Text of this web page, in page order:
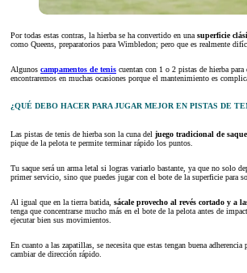
Por todas estas contras, la hierba se ha convertido en una superficie
como Queens, preparatorios para Wimbledon; pero que es realmente
Algunos campamentos de tenis cuentan con 1 o 2 pistas de hierba
encontraremos en muchas ocasiones porque el mantenimiento es
¿QUÉ DEBO HACER PARA JUGAR MEJOR EN PISTAS DE
Las pistas de tenis de hierba son la cuna del juego tradicional de
pique de la pelota te permite terminar rápido los puntos.
Tu saque será un arma letal si logras variarlo bastante, ya que no solo
primer servicio, sino que puedes jugar con el bote de la superficie para
Al igual que en la tierra batida, sácale provecho al revés cortado y a
tenga que concentrarse mucho más en el bote de la pelota antes de
ejecutar bien sus movimientos.
En cuanto a las zapatillas, se necesita que estas tengan buena adherencia
cambiar de dirección rápido.